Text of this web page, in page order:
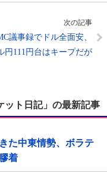
次の記事
議事録でドル全面安、
円111円台はキープだが
ット日記」の最新記事
た中東情勢、ボラテ
着